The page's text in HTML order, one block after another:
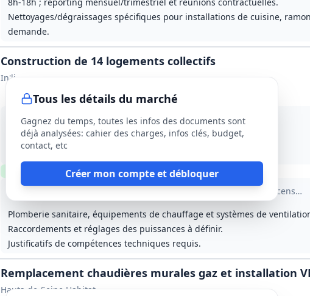
Nettoyages/dégraissages spécifiques pour installations de cuisine,
demande.
Tous les détails du marché
Gagnez du temps, toutes les infos des documents sont
déjà analysées: cahier des charges, infos clés, budget,
contact, etc
Créer mon compte et débloquer
Construction de 14 logements collectifs
In'li
: Plomberie, CVC et ventilation
: Ascenseurs
Plomberie sanitaire, équipements de chauffage et systèmes de
Raccordements et réglages des puissances à définir.
Justificatifs de compétences techniques requis.
4 sept. 2026
Clichy-la-Garenne (92)
18 mois (prise d'effet estimée : 2ᵉ semestre 2026)
Clause environnementale Clause sociale
Remplacement chaudières murales gaz et installation
Hauts-de-Seine Habitat